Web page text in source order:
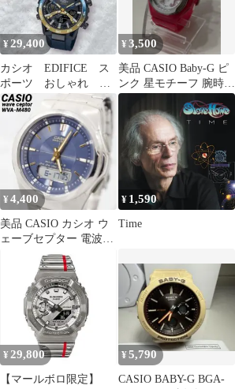
¥29,400
カシオ EDIFICE ス
ポーツ おしゃれ 人
気 高性能
¥3,500
美品 CASIO Baby-G ピ
ンク 星モチーフ 腕時計
BGA-103
¥4,400
美品 CASIO カシオ ウ
ェーブセプター 電波ソ
ーラー アナデジ メンズ
¥ 1,590
Time
¥ 29,800
【マールボロ限定】
¥5,790
CASIO BABY-G BGA-